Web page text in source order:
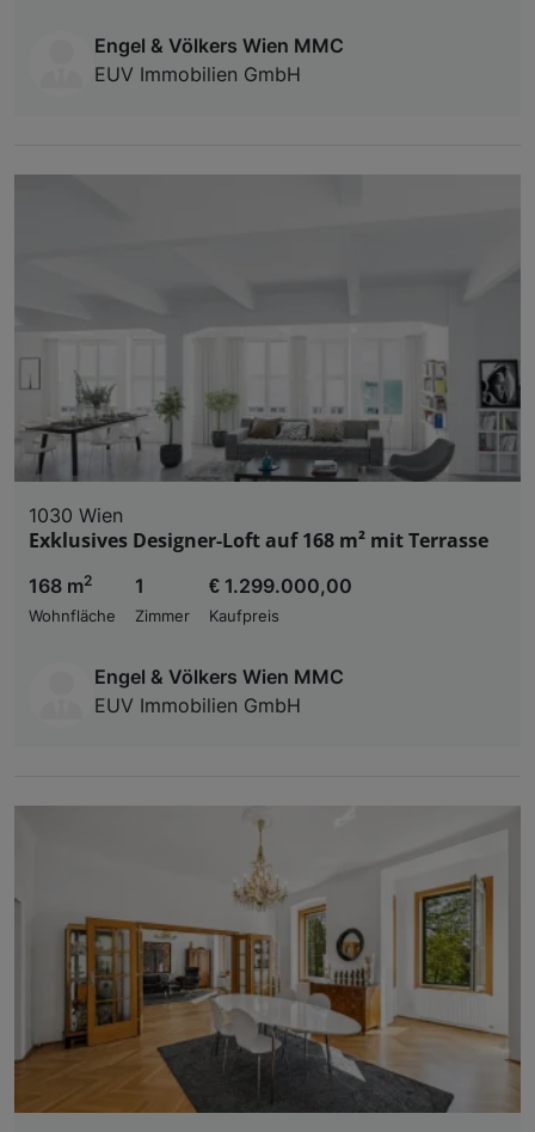
Engel & Völkers Wien MMC
EUV Immobilien GmbH
1030 Wien
Exklusives Designer-Loft auf 168 m² mit Terrasse
168 m2
Wohnfläche
1
Zimmer
€ 1.299.000,00
Kaufpreis
Engel & Völkers Wien MMC
EUV Immobilien GmbH